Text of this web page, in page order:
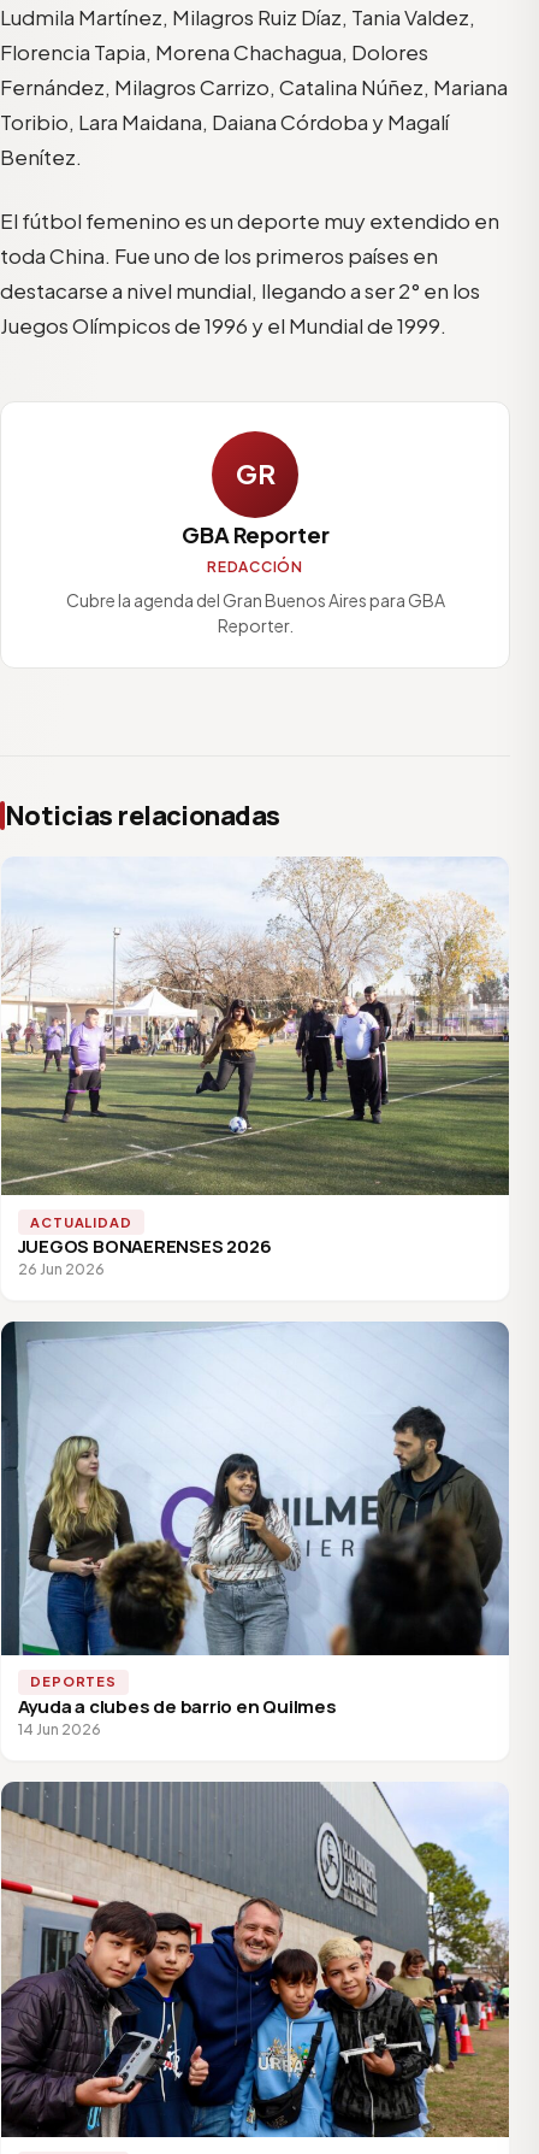
Ludmila Martínez, Milagros Ruiz Díaz, Tania Valdez,
Florencia Tapia, Morena Chachagua, Dolores
Fernández, Milagros Carrizo, Catalina Núñez, Mariana
Toribio, Lara Maidana, Daiana Córdoba y Magalí
Benítez.
El fútbol femenino es un deporte muy extendido en
toda China. Fue uno de los primeros países en
destacarse a nivel mundial, llegando a ser 2° en los
Juegos Olímpicos de 1996 y el Mundial de 1999.
GR
GBA Reporter
REDACCIÓN
Cubre la agenda del Gran Buenos Aires para GBA
Reporter.
Noticias relacionadas
ACTUALIDAD
JUEGOS BONAERENSES 2026
26 Jun 2026
DEPORTES
Ayuda a clubes de barrio en Quilmes
14 Jun 2026